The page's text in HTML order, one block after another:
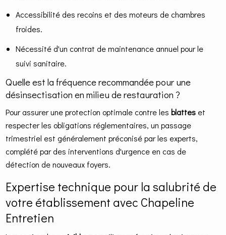
Accessibilité des recoins et des moteurs de chambres
froides.
Nécessité d'un contrat de maintenance annuel pour le
suivi sanitaire.
Quelle est la fréquence recommandée pour une
désinsectisation en milieu de restauration ?
Pour assurer une protection optimale contre lesblattes et
respecter les obligations réglementaires, un passage
trimestriel est généralement préconisé par les experts,
complété par des interventions d'urgence en cas de
détection de nouveaux foyers.
Expertise technique pour la salubrité de
votre établissement avec Chapeline
Entretien